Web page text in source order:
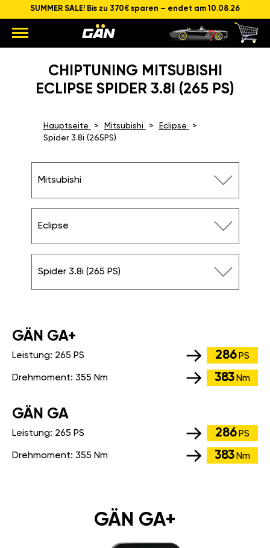
SUMMER SALE! Bis zu 370€ sparen – endet am 10.08.26
CHIPTUNING MITSUBISHI
ECLIPSE SPIDER 3.8I (265 PS)
Hauptseite Mitsubishi
Eclipse
Spider 3.8i (265PS)
Mitsubishi
Eclipse
Spider 3.8i (265 PS)
GÄN GA+
Leistung: 265 PS 286 PS
Drehmoment: 355 Nm 383 Nm
GÄN GA
Leistung: 265 PS 286 PS
Drehmoment: 355 Nm 383 Nm
GÄN GA+